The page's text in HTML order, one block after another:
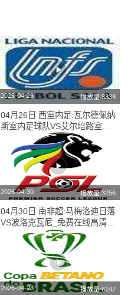
2026-04-26 播放量:8338
04月26日 西室内足:瓦尔德佩纳
斯室内足球队VS艾尔培路室内
足球队_赛事高清直播
2026-04-30 播放量:3256
04月30日 南非超:马梅洛迪日落
VS波洛克瓦尼_免费在线高清直
2026-04-23 播放量:6147